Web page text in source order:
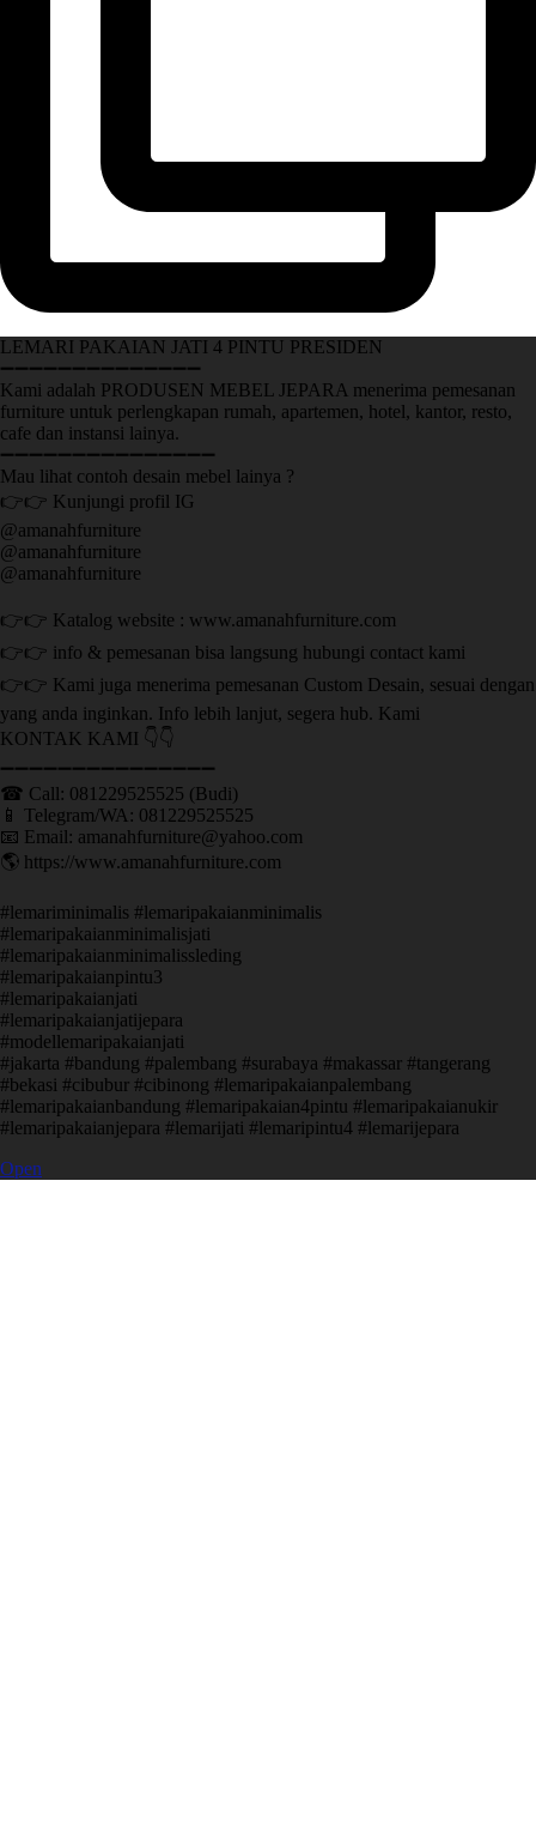
LEMARI PAKAIAN JATI 4 PINTU PRESIDEN
➖➖➖➖➖➖➖➖➖➖➖➖➖➖
Kami adalah PRODUSEN MEBEL JEPARA menerima pemesanan
furniture untuk perlengkapan rumah, apartemen, hotel, kantor, resto,
cafe dan instansi lainya.
➖➖➖➖➖➖➖➖➖➖➖➖➖➖➖
Mau lihat contoh desain mebel lainya ?
👉👉 Kunjungi profil IG
@amanahfurniture
@amanahfurniture
@amanahfurniture
👉👉 Katalog website : www.amanahfurniture.com
👉👉 info & pemesanan bisa langsung hubungi contact kami
👉👉 Kami juga menerima pemesanan Custom Desain, sesuai dengan
yang anda inginkan. Info lebih lanjut, segera hub. Kami
KONTAK KAMI 👇👇
➖➖➖➖➖➖➖➖➖➖➖➖➖➖➖ ㅤ
☎ Call: 081229525525 (Budi)
📱 Telegram/WA: 081229525525
📧 Email: amanahfurniture@yahoo.com
🌎 https://www.amanahfurniture.com
#lemariminimalis #lemaripakaianminimalis
#lemaripakaianminimalisjati
#lemaripakaianminimalissleding
#lemaripakaianpintu3
#lemaripakaianjati
#lemaripakaianjatijepara
#modellemaripakaianjati
#jakarta #bandung #palembang #surabaya #makassar #tangerang
#bekasi #cibubur #cibinong #lemaripakaianpalembang
#lemaripakaianbandung #lemaripakaian4pintu #lemaripakaianukir
#lemaripakaianjepara #lemarijati #lemaripintu4 #lemarijepara
Open